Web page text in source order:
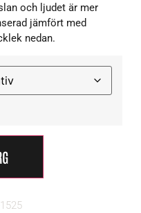
och ljudet är mer
jämfört med
nedan.